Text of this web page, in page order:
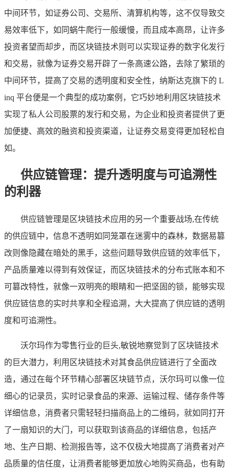
中间环节，如证券公司、交易所、清算机构等，这不仅导致交
易效率低下，如同蜗牛爬行一般缓慢，而且成本高昂，让许多
投资者望而却步，而区块链技术则可以实现证券的数字化发行
和交易，就像为证券交易开辟了一条高速公路，去除了繁琐的
中间环节，提高了交易的透明度和安全性，纳斯达克旗下的 L
inq 平台便是一个典型的成功案例，它巧妙地利用区块链技术
实现了私人公司股票的发行和交易，为企业和投资者提供了更
加便捷、高效的融资和投资渠道，让证券交易变得更加轻松自
如。
供应链管理：提升透明度与可追溯性
的利器
供应链管理是区块链技术应用的另一个重要战场,在传统
的供应链中，信息不透明如同笼罩在迷雾中的森林，数据易篡
改则像隐藏在暗处的黑手，这些问题导致供应链的效率低下，
产品质量难以得到有效保证，而区块链技术的分布式账本和不
可篡改特性，就像一双明亮的眼睛和一把坚固的锁，能够实现
供应链信息的实时共享和全程追溯，大大提高了供应链的透明
度和可追溯性。
沃尔玛作为零售行业的巨头,敏锐地察觉到了区块链技术
的巨大潜力，利用区块链技术对其食品供应链进行了全面改
造，通过在每个环节精心部署区块链节点，沃尔玛可以像一位
细心的记录员，实时记录食品的来源、运输过程、储存条件等
详细信息，消费者只需轻轻扫描商品上的二维码，就如同打开
了一扇知识的大门，可以获取到该商品的详细信息，包括产
地、生产日期、检测报告等，这不仅极大地提高了消费者对产
品质量的信任度，让消费者能够更加放心地购买商品，也有助